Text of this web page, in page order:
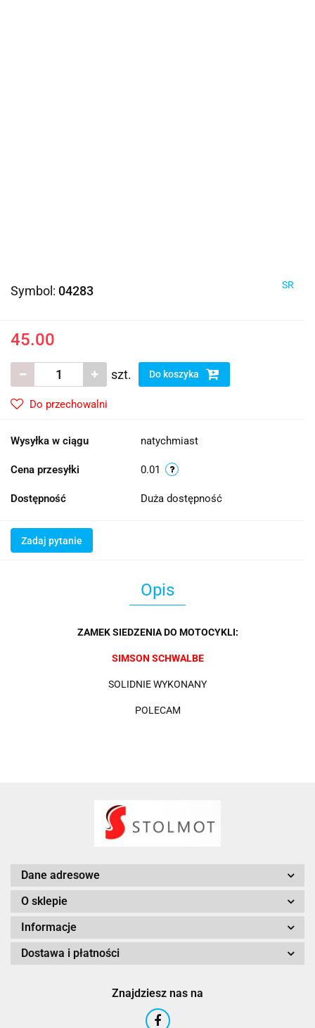
Symbol: 04283 SR
45.00
szt. Do koszyka
Do przechowalni
Wysyłka w ciągu natychmiast
Cena przesyłki 0.01
Dostępność Duża dostępność
Zadaj pytanie
Opis
ZAMEK SIEDZENIA DO MOTOCYKLI:
SIMSON SCHWALBE
SOLIDNIE WYKONANY
POLECAM
Dane adresowe
O sklepie
Informacje
Dostawa i płatności
Znajdziesz nas na